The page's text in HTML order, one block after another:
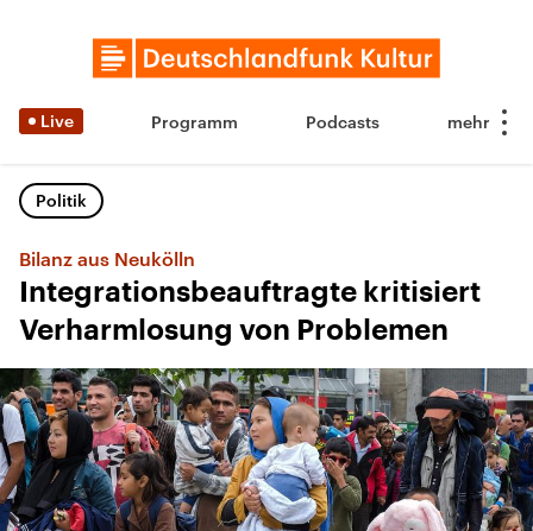
Live Programm Podcasts
Politik
Bilanz aus Neukölln
Integrationsbeauftragte kritisiert
Verharmlosung von Problemen